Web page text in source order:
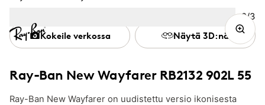
Ray-Ban New Wayfarer RB2132 902L 55
Ray-Ban New Wayfarer on uudistettu versio ikonisesta
Kokeile verkossa Näytä 3D:nä
Kuva
2/3
3